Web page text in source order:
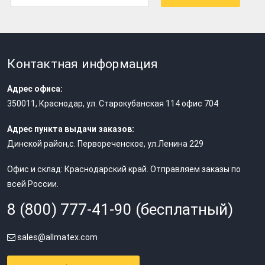
Контактная информация
Адрес офиса:
350011,Краснодар,ул. Старокубанская 114 офис 704
Адрес пункта выдачи заказов:
Динской район,с. Первореченское, ул.Ленина 229
Офис и склад: Краснодарский край. Отправляем заказы по
всей России.
8 (800) 777-41-90 (бесплатный)
sales@allmatex.com